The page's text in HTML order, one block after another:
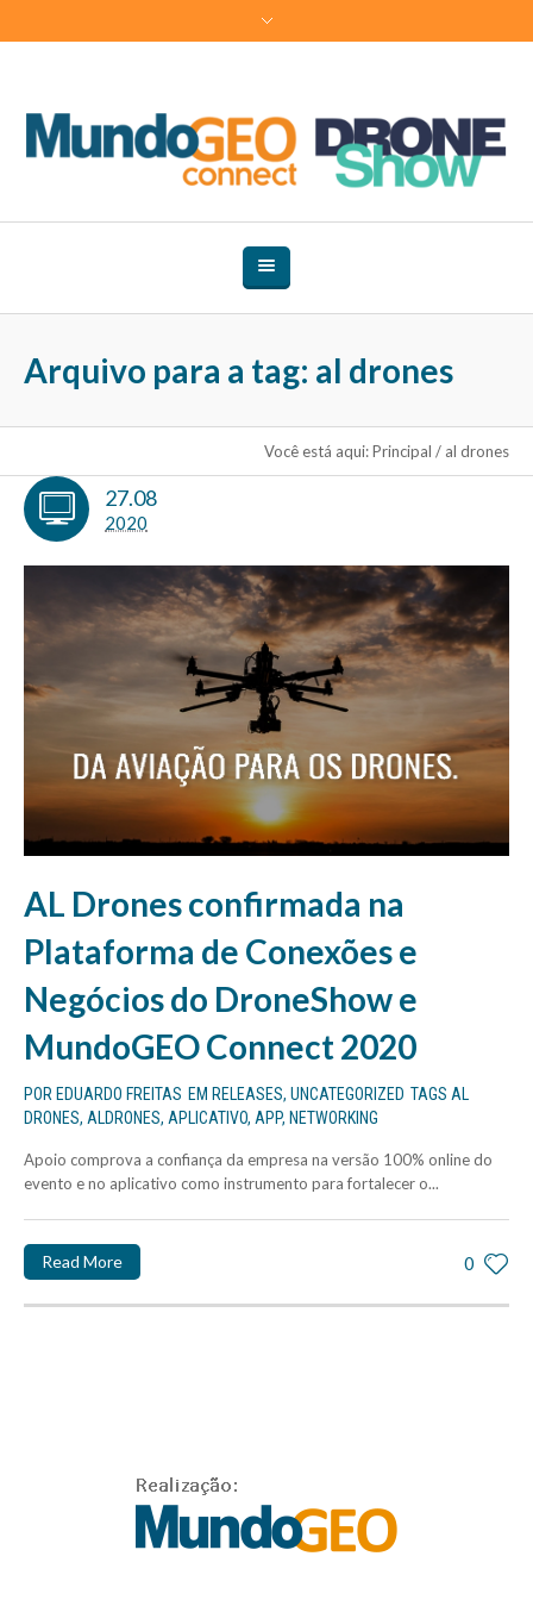
Arquivo para a tag: al drones
Você está aqui:Principal / al drones
27.08
2020
AL Drones confirmada na
Plataforma de Conexões e
Negócios do DroneShow e
MundoGEO Connect 2020
POR EDUARDO FREITAS EM RELEASES, UNCATEGORIZED TAGS AL
DRONES, ALDRONES, APLICATIVO, APP, NETWORKING
Apoio comprova a confiança da empresa na versão 100% online do
evento e no aplicativo como instrumento para fortalecer o...
0
Read More